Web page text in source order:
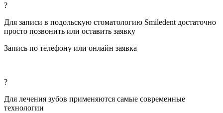
?
Для записи в подольскую стоматологию Smiledent достаточно
просто позвонить или оставить заявку
Запись по телефону или онлайн заявка
?
Для лечения зубов применяются самые современные
технологии